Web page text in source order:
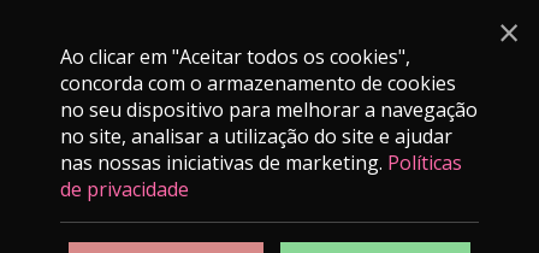
×
Ao clicar em "Aceitar todos os cookies",
concorda com o armazenamento de cookies
no seu dispositivo para melhorar a navegação
no site, analisar a utilização do site e ajudar
nas nossas iniciativas de marketing. Políticas
de privacidade
ATENDIMENTO
falecom@grankera.com.br
(11) 9 9280-4139
Segunda a Sexta-feira das 9h as 16h.